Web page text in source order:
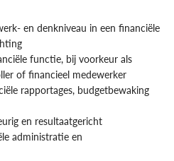
en denkniveau in een financiële
functie, bij voorkeur als
of financieel medewerker
rapportages, budgetbewaking
en resultaatgericht
administratie en